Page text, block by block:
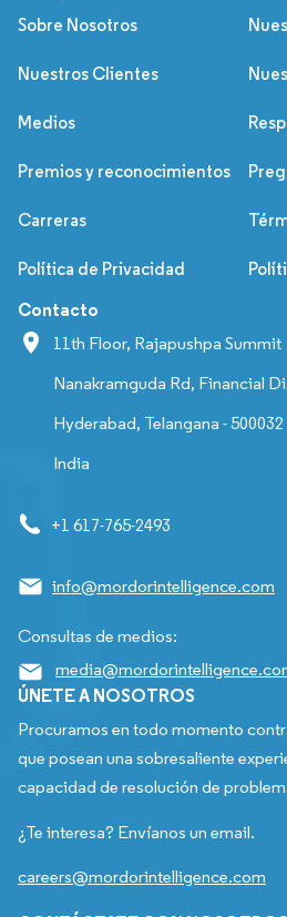
Sobre Nosotros
Nuestros Clientes
Medios
Premios y reconocimientos
Carreras
Política de Privacidad
Contacto
11th Floor, Rajapushpa Summit
Nanakramguda Rd, Financial
Hyderabad, Telangana - 500032
India
+1 617-765-2493
info@mordorintelligence.com
Consultas de medios:
ÚNETE A NOSOTROS
Procuramos en todo momento
que posean una sobresaliente
capacidad de resolución de
¿Te interesa? Envíanos un email.
careers@mordorintelligence.com